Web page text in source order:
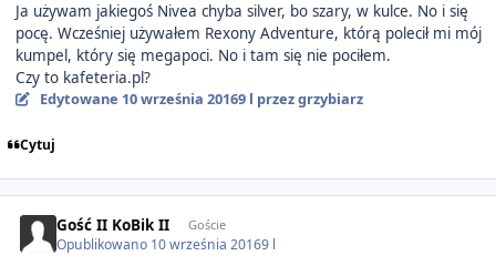
Ja używam jakiegoś Nivea chyba silver, bo szary, w kulce. No i się
pocę. Wcześniej używałem Rexony Adventure, którą polecił mi mój
kumpel, który się megapoci. No i tam się nie pociłem.
Czy to kafeteria.pl?
Edytowane 10 września 20169 l przez grzybiarz
Cytuj
Gość II KoBik II Goście
Opublikowano 10 września 20169 l